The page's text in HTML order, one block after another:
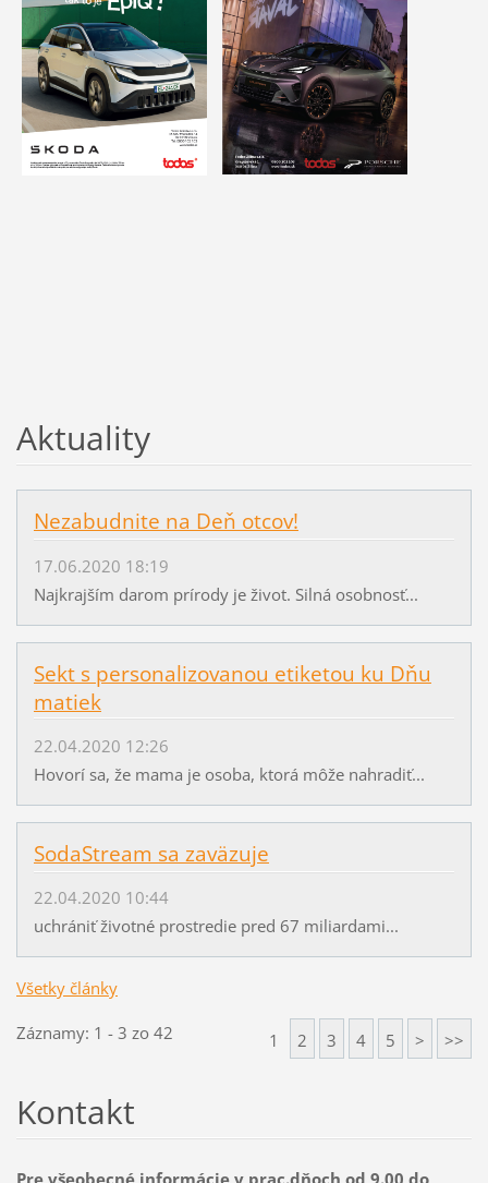
Aktuality
Nezabudnite na Deň otcov!
17.06.2020 18:19
Najkrajším darom prírody je život. Silná osobnosť...
Sekt s personalizovanou etiketou ku Dňu
matiek
22.04.2020 12:26
Hovorí sa, že mama je osoba, ktorá môže nahradiť...
SodaStream sa zaväzuje
22.04.2020 10:44
uchrániť životné prostredie pred 67 miliardami...
Všetky články
Záznamy: 1 - 3 zo 42 1 2 3 4 5 > >>
Kontakt
Pre všeobecné informácie v prac.dňoch od 9.00 do